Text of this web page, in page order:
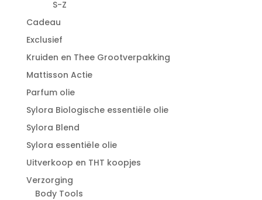
S-Z
Cadeau
Exclusief
Kruiden en Thee Grootverpakking
Mattisson Actie
Parfum olie
Sylora Biologische essentiële olie
Sylora Blend
Sylora essentiële olie
Uitverkoop en THT koopjes
Verzorging
Body Tools